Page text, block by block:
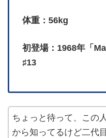
体重：56kg
初登場：1968年「
♯13
ちょっと待って、この
から知ってるけど二代